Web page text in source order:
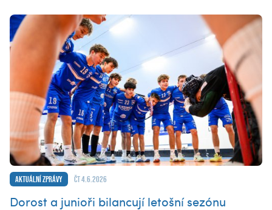
Aktuální zprávy čt 4.6.2026
Dorost a junioři bilancují letošní sezónu